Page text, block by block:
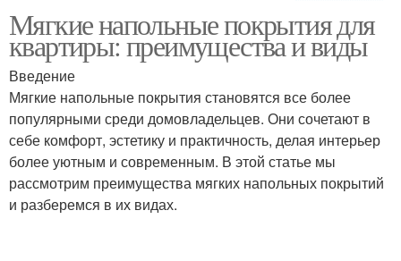
Влагостойкие покрытия
Мягкие напольные покрытия для
квартиры: преимущества и виды
Введение
Мягкие напольные покрытия становятся все более
популярными среди домовладельцев. Они сочетают в
себе комфорт, эстетику и практичность, делая интерьер
более уютным и современным. В этой статье мы
рассмотрим преимущества мягких напольных покрытий
и разберемся в их видах.